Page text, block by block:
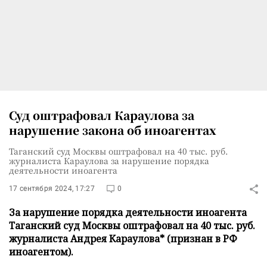
Суд оштрафовал Караулова за
нарушение закона об иноагентах
Таганский суд Москвы оштрафовал на 40 тыс. руб.
журналиста Караулова за нарушение порядка
деятельности иноагента
17 сентября 2024, 17:27 0
За нарушение порядка деятельности иноагента
Таганский суд Москвы оштрафовал на 40 тыс. руб.
журналиста Андрея Караулова* (признан в РФ
иноагентом).